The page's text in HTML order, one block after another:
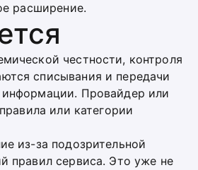
расширение.
честности, контроля
списывания и передачи
Провайдер или
или категории
из-за подозрительной
правил сервиса. Это уже не